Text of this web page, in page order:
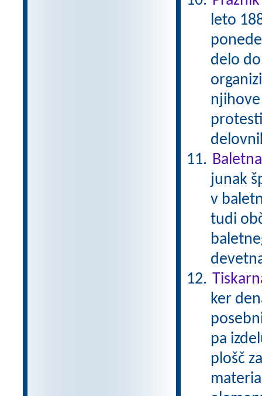
leto
delo
njihove
junak
v
tudi
ker
pa
plošč